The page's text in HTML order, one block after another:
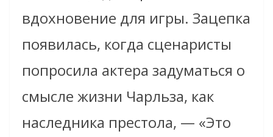
вдохновение для игры. Зацепка
появилась, когда сценаристы
попросила актера задуматься о
смысле жизни Чарльза, как
наследника престола, — «Это